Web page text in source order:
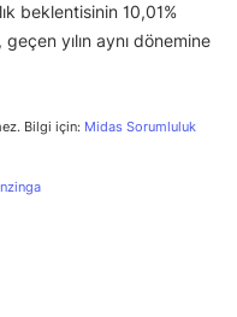
beklentisinin 10,01%
yılın aynı dönemine
Bilgi için: Midas Sorumluluk